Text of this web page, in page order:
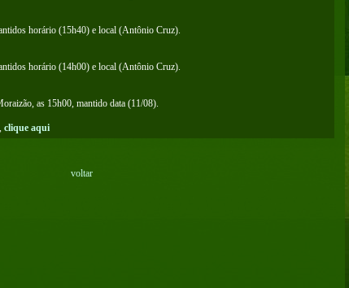
horário (15h40) e local (Antônio Cruz).
horário (14h00) e local (Antônio Cruz).
as 15h00, mantido data (11/08).
clique aqui
voltar